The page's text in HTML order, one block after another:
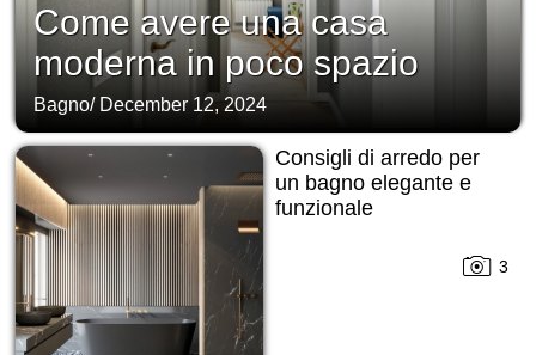
Come avere una casa
moderna in poco spazio
Bagno/ December 12, 2024
Consigli di arredo per
un bagno elegante e
funzionale
3